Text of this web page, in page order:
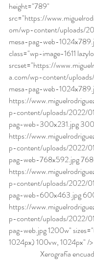
height="789"
src="https://
om/wp-content/uploads/
mesa-pag-web-
class="wp-image-1611
srcset="https://
a.com/wp-content/
mesa-pag-web-
https://
p-content/uploads/2022/
pag-web-300x231.jpg
https://
p-content/uploads/2022/
pag-web-768x592.jpg
https://
p-content/uploads/2022/
pag-web-600x463.jpg
https://
p-content/uploads/2022/
pag-web.jpg 1200w"
1024px) 100vw, 1024px" />
Xerografía